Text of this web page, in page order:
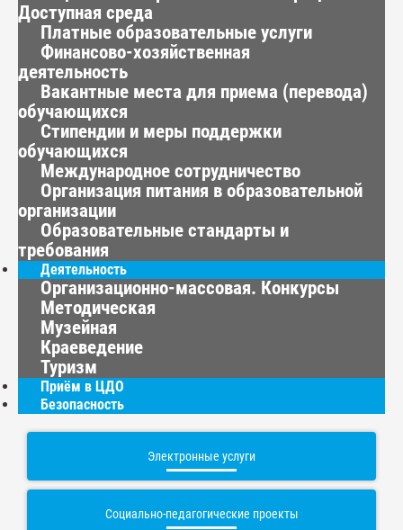
Доступная среда
Платные образовательные услуги
Финансово-хозяйственная
деятельность
Вакантные места для приема (перевода)
обучающихся
Стипендии и меры поддержки
обучающихся
Международное сотрудничество
Организация питания в образовательной
организации
Образовательные стандарты и
требования
Деятельность
Организационно-массовая. Конкурсы
Методическая
Музейная
Краеведение
Туризм
Приём в ЦДО
Безопасность
Электронные услуги
Социально-педагогические проекты